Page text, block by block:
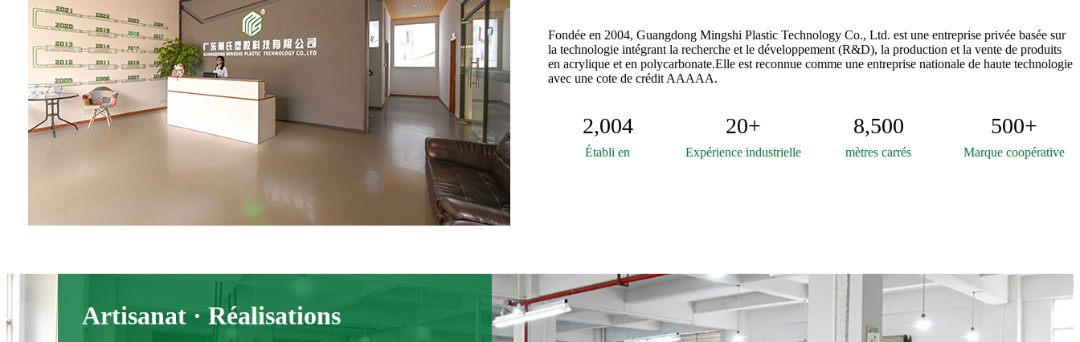
Fondée en 2004, Guangdong Mingshi Plastic Technology Co., Ltd. est une entreprise privée basée sur
la technologie intégrant la recherche et le développement (R&D), la production et la vente de produits
en acrylique et en polycarbonate.Elle est reconnue comme une entreprise nationale de haute technologie
avec une cote de crédit AAAAA.
2,004
Établi en
20+
Expérience industrielle
8,500
mètres carrés
500+
Marque coopérative
Artisanat · Réalisations